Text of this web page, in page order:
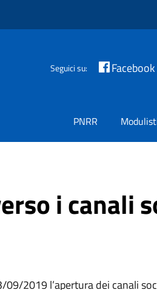
Seguici su: Facebook
PNRR
i canali
2019 l’apertura dei canali